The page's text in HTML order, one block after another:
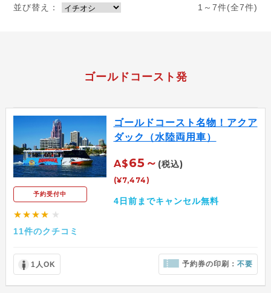
並び替え： 1～7件(全7件)
ゴールドコースト発
予約受付中
★★★★ ★
11件のクチコミ
ゴールドコースト名物！アクア
ダック（水陸両用車）
A$65～ (税込)
(¥7,474)
4日前までキャンセル無料
1人OK 予約券の印刷：不要